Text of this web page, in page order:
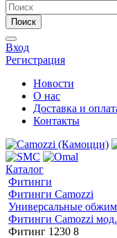
Поиск
Вход
Регистрация
Новости
О нас
Доставка и
Контакты
Каталог
Фитинги
Фитинги Camozzi
Универсальные
Фитинги Camozzi
Фитинг 1230 8